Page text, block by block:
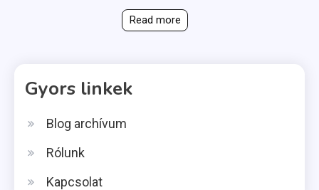
Read more
Gyors linkek
Blog archívum
Rólunk
Kapcsolat